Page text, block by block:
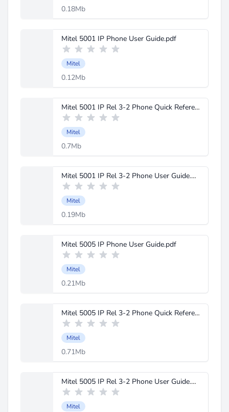
0.18Mb
Mitel 5001 IP Phone User Guide.pdf
Mitel
0.12Mb
Mitel 5001 IP Rel 3-2 Phone Quick Reference.pdf
Mitel
0.7Mb
Mitel 5001 IP Rel 3-2 Phone User Guide.pdf
Mitel
0.19Mb
Mitel 5005 IP Phone User Guide.pdf
Mitel
0.21Mb
Mitel 5005 IP Rel 3-2 Phone Quick Reference.pdf
Mitel
0.71Mb
Mitel 5005 IP Rel 3-2 Phone User Guide.pdf
Mitel